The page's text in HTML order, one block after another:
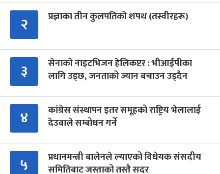
२ प्रज्ञाका तीन कुलपतिको शपथ (तस्वीरहरू)
३
सेनाको नाइटभिजन हेलिकप्टर : भीआईपीका
लागि उड्छ, जनताको ज्यान बचाउन उड्दैन
४
कांग्रेस संस्थापन इतर समूहको राष्ट्रिय भेलालाई
देउवाले सम्बोधन गर्ने
५
प्रधानमन्त्री बालेनले ल्याएको विधेयक संसदीय
समितिबाट जस्ताको तस्तै सदर